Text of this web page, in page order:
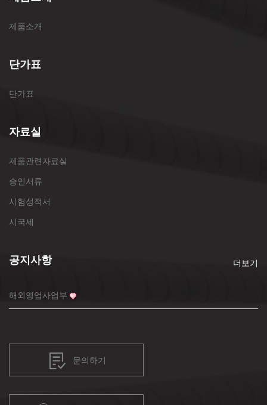
제품소개
단가표
단가표
자료실
제품관련자료실
승인서류
시험성적서
시국세
공지사항
해외영업사업부
더보기
문의하기